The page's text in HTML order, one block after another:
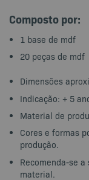
Composto por:
1 base de mdf
20 peças de mdf
Dimensões
Indicação: + 5
Material de
Cores e formas
produção.
Recomenda-se
material.